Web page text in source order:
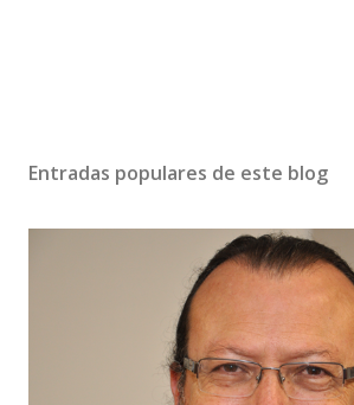
Entradas populares de este blog